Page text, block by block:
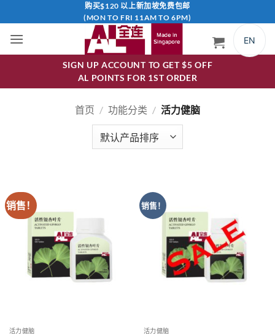
到
容
购买$120 以上新加坡免费包邮
(MON TO FRI 11AM TO 6PM)
EN
SIGN UP ACCOUNT TO GET $5 OFF
AL POINTS FOR 1ST ORDER
首页 / 功能分类 / 活力健脑
销售！
活力健脑
销售！
活力健脑